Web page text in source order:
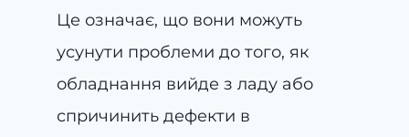
Це означає, що вони можуть
усунути проблеми до того, як
обладнання вийде з ладу або
спричинить дефекти в